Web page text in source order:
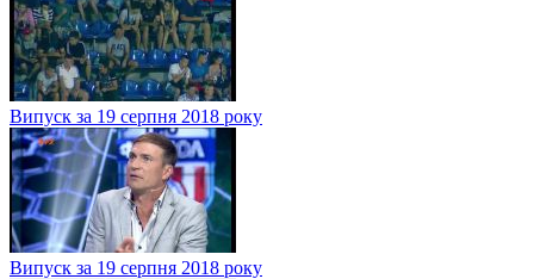
Випуск за 19 серпня 2018 року
Випуск за 19 серпня 2018 року